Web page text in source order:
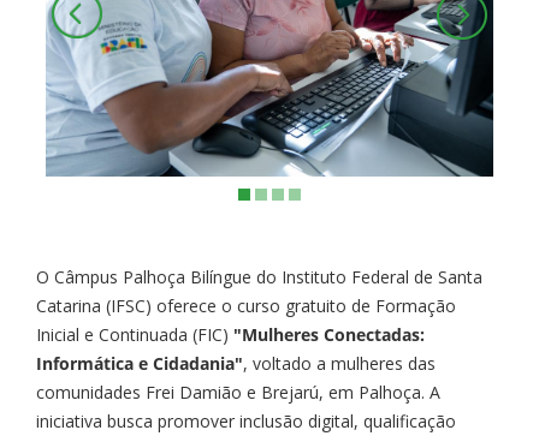
O Câmpus Palhoça Bilíngue do Instituto Federal de Santa
Catarina (IFSC) oferece o curso gratuito de Formação
Inicial e Continuada (FIC) "Mulheres Conectadas:
Informática e Cidadania", voltado a mulheres das
comunidades Frei Damião e Brejarú, em Palhoça. A
iniciativa busca promover inclusão digital, qualificação